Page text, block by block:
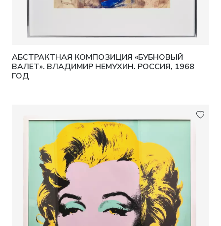
АБСТРАКТНАЯ КОМПОЗИЦИЯ «БУБНОВЫЙ
ВАЛЕТ». ВЛАДИМИР НЕМУХИН. РОССИЯ, 1968
ГОД